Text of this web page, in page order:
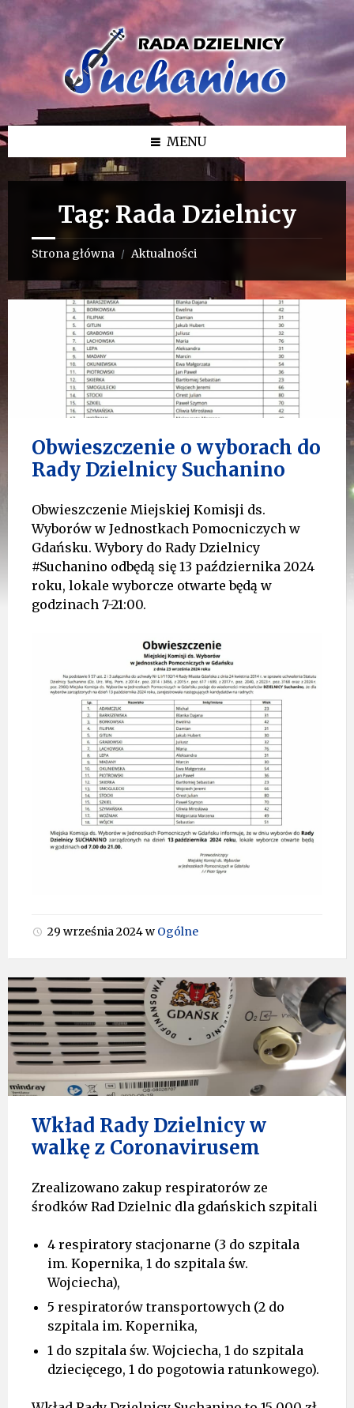
Przejdź
Przejdź
bocznego
Przejdź
MENU
Tag:Rada Dzielnicy
Strona główna / Aktualności
Obwieszczenie o wyborach do
Rady Dzielnicy Suchanino
Obwieszczenie Miejskiej Komisji ds.
Wyborów w Jednostkach Pomocniczych w
Gdańsku. Wybory do Rady Dzielnicy
#Suchanino odbędą się 13 października 2024
roku, lokale wyborcze otwarte będą w
godzinach 7-21:00.
29 września 2024w Ogólne
Wkład Rady Dzielnicy w
walkę z Coronavirusem
Zrealizowano zakup respiratorów ze
środków Rad Dzielnic dla gdańskich szpitali
4 respiratory stacjonarne (3 do szpitala
im. Kopernika, 1 do szpitala św.
Wojciecha),
5 respiratorów transportowych (2 do
szpitala im. Kopernika,
1 do szpitala św. Wojciecha, 1 do szpitala
dziecięcego, 1 do pogotowia ratunkowego).